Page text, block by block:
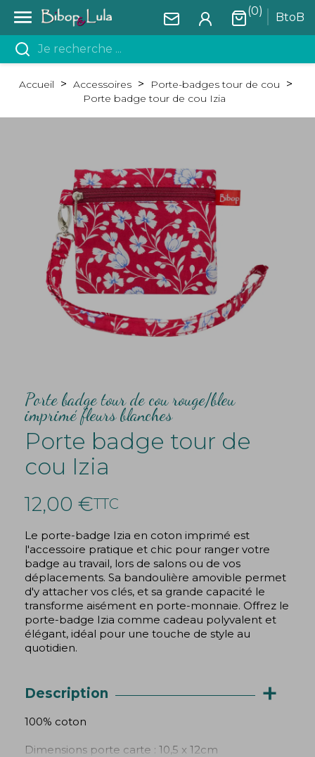
 BtoB
(0)
Accueil Accessoires
Porte-badges tour de cou
Porte badge tour de cou Izia
Porte badge tour de cou rouge/bleu
imprimé fleurs blanches
Porte badge tour de
cou Izia
12,00 €TTC
Le porte-badge Izia en coton imprimé est
l'accessoire pratique et chic pour ranger votre
badge au travail, lors de salons ou de vos
déplacements. Sa bandoulière amovible permet
d'y attacher vos clés, et sa grande capacité le
transforme aisément en porte-monnaie. Offrez le
porte-badge Izia comme cadeau polyvalent et
élégant, idéal pour une touche de style au
quotidien.
Description +
100% coton
Dimensions porte carte : 10,5 x 12cm